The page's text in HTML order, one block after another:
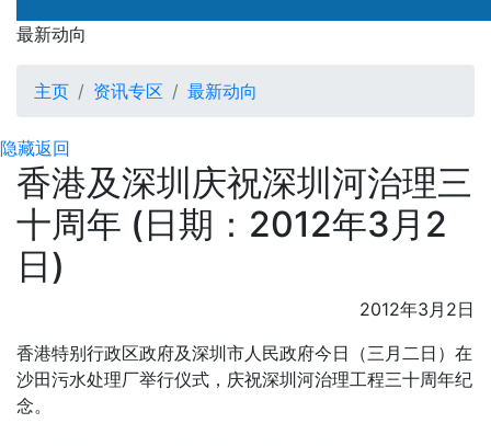
最新动向
最新动向
主页 资讯专区 最新动向
隐藏返回
香港及深圳庆祝深圳河治理三
十周年 (日期：2012年3月2
日)
2012年3月2日
香港特别行政区政府及深圳市人民政府今日（三月二日）在
沙田污水处理厂举行仪式，庆祝深圳河治理工程三十周年纪
念。